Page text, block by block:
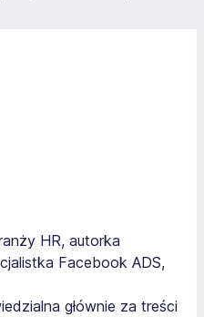
HR, autorka
Facebook ADS,
głównie za treści